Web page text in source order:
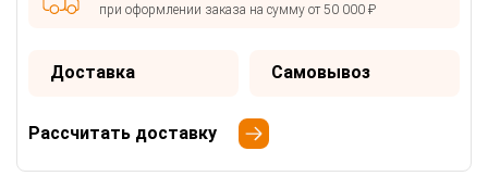
при оформлении заказа на сумму от 50 000 ₽
Доставка Самовывоз
Рассчитать доставку